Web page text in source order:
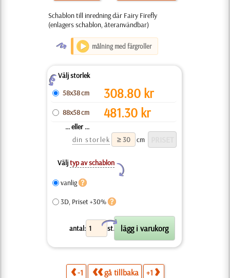
Schablon till inredning där Fairy Firefly
(enlagers schablon, återanvändbar)
O målning med färgroller
ZVälj storlek
58x38 cm
308.80 kr
88x58 cm 481.30 kr
... eller ...
din storlek
cm
Väljtyp av schablon
Y
vanlig
3D, Priset +30%
antal: st.
X
-1 gå tillbaka +1